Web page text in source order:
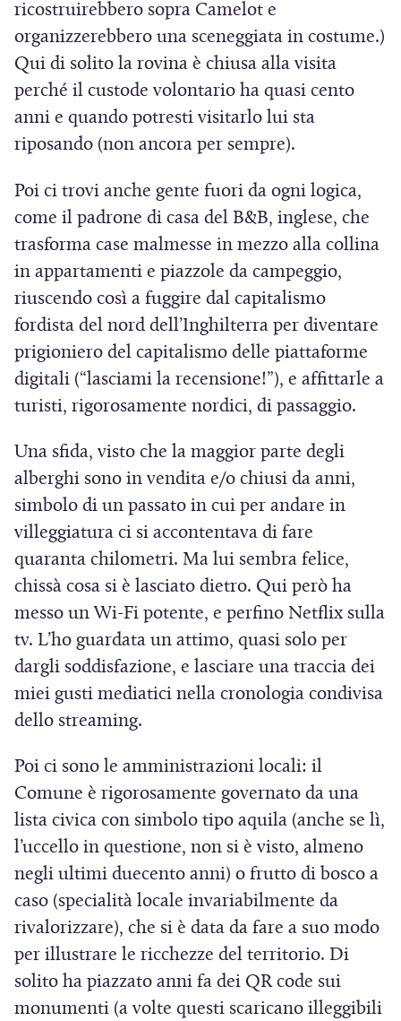
ricostruirebbero sopra Camelot e
organizzerebbero una sceneggiata in costume.)
Qui di solito la rovina è chiusa alla visita
perché il custode volontario ha quasi cento
anni e quando potresti visitarlo lui sta
riposando (non ancora per sempre).
Poi ci trovi anche gente fuori da ogni logica,
come il padrone di casa del B&B, inglese, che
trasforma case malmesse in mezzo alla collina
in appartamenti e piazzole da campeggio,
riuscendo così a fuggire dal capitalismo
fordista del nord dell’Inghilterra per diventare
prigioniero del capitalismo delle piattaforme
digitali (“lasciami la recensione!”), e affittarle a
turisti, rigorosamente nordici, di passaggio.
Una sfida, visto che la maggior parte degli
alberghi sono in vendita e/o chiusi da anni,
simbolo di un passato in cui per andare in
villeggiatura ci si accontentava di fare
quaranta chilometri. Ma lui sembra felice,
chissà cosa si è lasciato dietro. Qui però ha
messo un Wi-Fi potente, e perfino Netflix sulla
tv. L’ho guardata un attimo, quasi solo per
dargli soddisfazione, e lasciare una traccia dei
miei gusti mediatici nella cronologia condivisa
dello streaming.
Poi ci sono le amministrazioni locali: il
Comune è rigorosamente governato da una
lista civica con simbolo tipo aquila (anche se lì,
l’uccello in questione, non si è visto, almeno
negli ultimi duecento anni) o frutto di bosco a
caso (specialità locale invariabilmente da
rivalorizzare), che si è data da fare a suo modo
per illustrare le ricchezze del territorio. Di
solito ha piazzato anni fa dei QR code sui
monumenti (a volte questi scaricano illeggibili